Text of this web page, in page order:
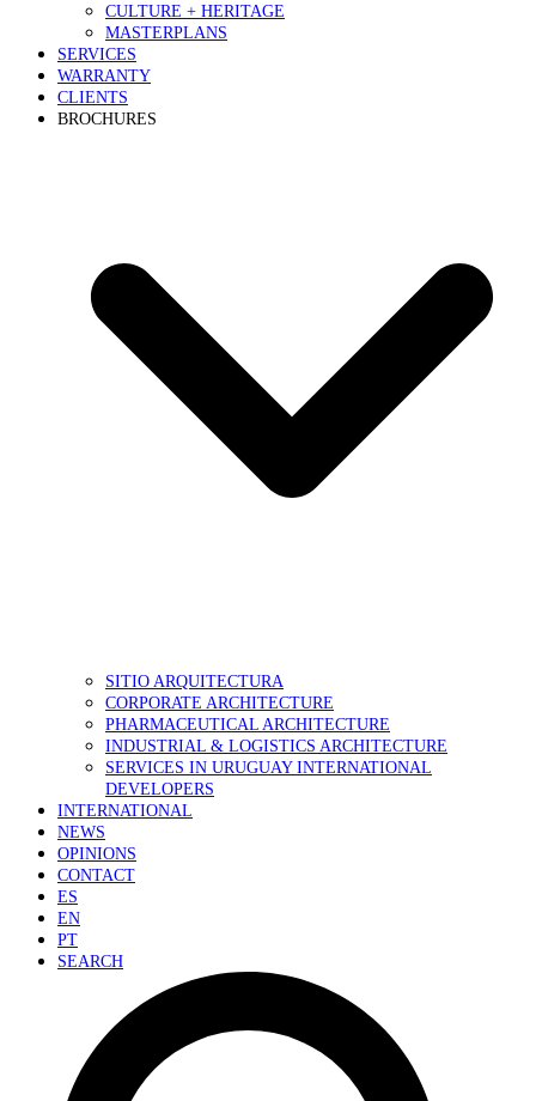
CULTURE + HERITAGE
MASTERPLANS
SERVICES
WARRANTY
CLIENTS
BROCHURES
SITIO ARQUITECTURA
CORPORATE ARCHITECTURE
PHARMACEUTICAL ARCHITECTURE
INDUSTRIAL & LOGISTICS ARCHITECTURE
SERVICES IN URUGUAY INTERNATIONAL
DEVELOPERS
INTERNATIONAL
NEWS
OPINIONS
CONTACT
ES
EN
PT
SEARCH